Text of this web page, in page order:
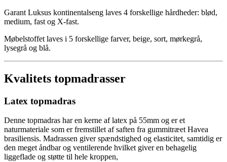
Garant Luksus kontinentalseng laves 4 forskellige hårdheder: blød,
medium, fast og X-fast.
Møbelstoffet laves i 5 forskellige farver, beige, sort, mørkegrå,
lysegrå og blå.
Kvalitets topmadrasser
Latex topmadras
Denne topmadras har en kerne af latex på 55mm og er et
naturmateriale som er fremstillet af saften fra gummitræet Havea
brasiliensis. Madrassen giver spændstighed og elasticitet, samtidig er
den meget åndbar og ventilerende hvilket giver en behagelig
liggeflade og støtte til hele kroppen,